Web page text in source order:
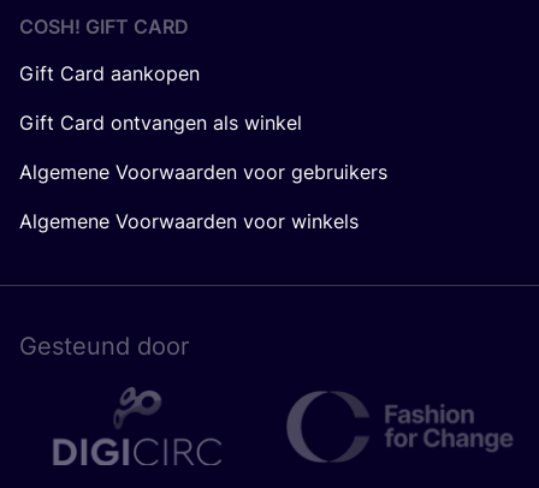
COSH! GIFT CARD
Gift Card aankopen
Gift Card ontvangen als winkel
Algemene Voorwaarden voor gebruikers
Algemene Voorwaarden voor winkels
Gesteund door